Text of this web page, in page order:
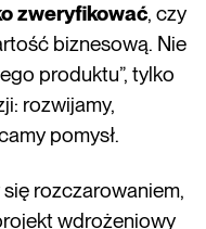
zweryfikować, czy
biznesową. Nie
produktu”, tylko
rozwijamy,
pomysł.
rozczarowaniem,
wdrożeniowy